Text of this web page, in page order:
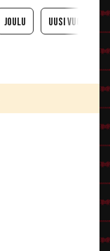
Joulu Uusi Vuosi